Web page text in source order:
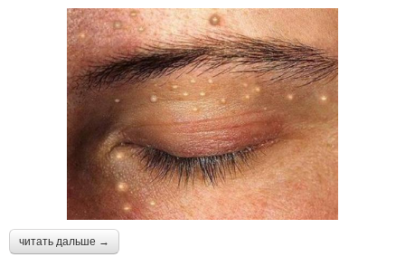
читать дальше →